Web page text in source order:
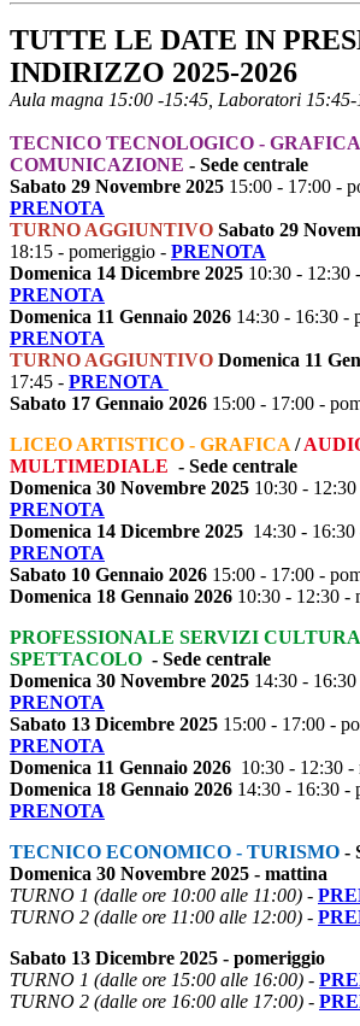
TUTTE LE DATE IN
INDIRIZZO 2025-2026
Aula magna 15:00 -15:45, Laboratori
TECNICO TECNOLOGICO -
COMUNICAZIONE - Sede centrale
Sabato 29 Novembre 2025 15:00 - 17:00 -
PRENOTA
TURNO AGGIUNTIVO Sabato 29
18:15 - pomeriggio - PRENOTA
Domenica 14 Dicembre 2025 10:30 - 12:30
PRENOTA
Domenica 11 Gennaio 2026 14:30 - 16:30 -
PRENOTA
TURNO AGGIUNTIVO Domenica 11
17:45 - PRENOTA
Sabato 17 Gennaio 2026 15:00 - 17:00 -
LICEO ARTISTICO - GRAFICA /
MULTIMEDIALE - Sede centrale
Domenica 30 Novembre 2025 10:30 -
PRENOTA
Domenica 14 Dicembre 2025 14:30 -
PRENOTA
Sabato 10 Gennaio 2026 15:00 - 17:00 -
Domenica 18 Gennaio 2026 10:30 - 12:30 -
PROFESSIONALE SERVIZI
SPETTACOLO - Sede centrale
Domenica 30 Novembre 2025 14:30 -
PRENOTA
Sabato 13 Dicembre 2025 15:00 - 17:00 -
PRENOTA
Domenica 11 Gennaio 2026 10:30 - 12:30 -
Domenica 18 Gennaio 2026 14:30 - 16:30 -
PRENOTA
TECNICO ECONOMICO - TURISMO -
Domenica 30 Novembre 2025 - mattina
TURNO 1 (dalle ore 10:00 alle 11:00) -
TURNO 2 (dalle ore 11:00 alle 12:00) -
Sabato 13 Dicembre 2025 - pomeriggio
TURNO 1 (dalle ore 15:00 alle 16:00) -
TURNO 2 (dalle ore 16:00 alle 17:00) -